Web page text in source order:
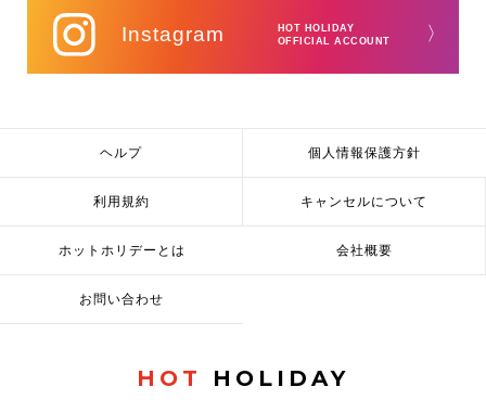
Instagram
HOT HOLIDAY
OFFICIAL ACCOUNT
〉
ヘルプ 個人情報保護方針
利用規約 キャンセルについて
ホットホリデーとは 会社概要
お問い合わせ
HOT HOLIDAY